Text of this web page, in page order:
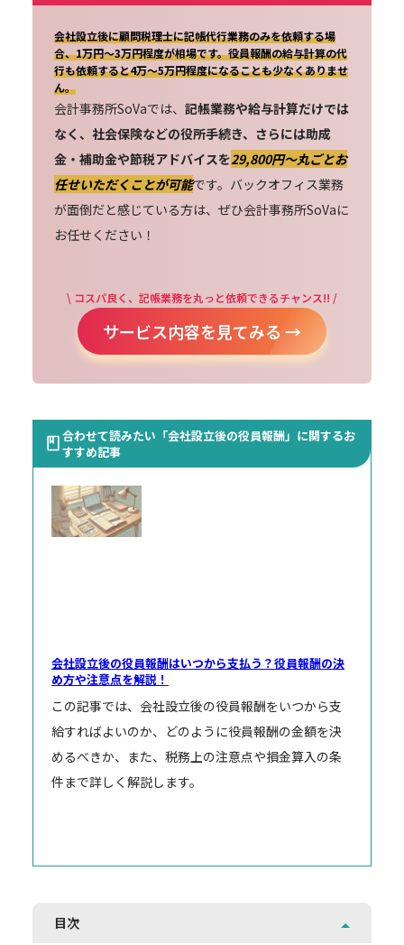
会社設立後に顧問税理士に記帳代行業務のみを依頼する場
合、1万円～3万円程度が相場です。役員報酬の給与計算の代
行も依頼すると4万～5万円程度になることも少なくありませ
ん。
会計事務所SoVaでは、 記帳業務や給与計算だけでは
なく、社会保険などの役所手続き、さらには助成
金・補助金や節税アドバイスを29,800円〜丸ごとお
任せいただくことが可能です。バックオフィス業務
が面倒だと感じている方は、ぜひ会計事務所SoVaに
お任せください！
\ コスパ良く、記帳業務を丸っと依頼できるチャンス!! /
サービス内容を見てみる →
合わせて読みたい「会社設立後の役員報酬」に関するお
すすめ記事
会社設立後の役員報酬はいつから支払う？役員報酬の決
め方や注意点を解説！
この記事では、会社設立後の役員報酬をいつから支
給すればよいのか、どのように役員報酬の金額を決
めるべきか、また、税務上の注意点や損金算入の条
件まで詳しく解説します。
目次